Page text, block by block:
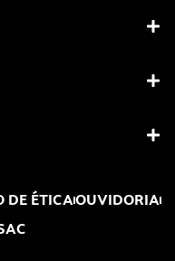
DE ÉTICAOUVIDORIA